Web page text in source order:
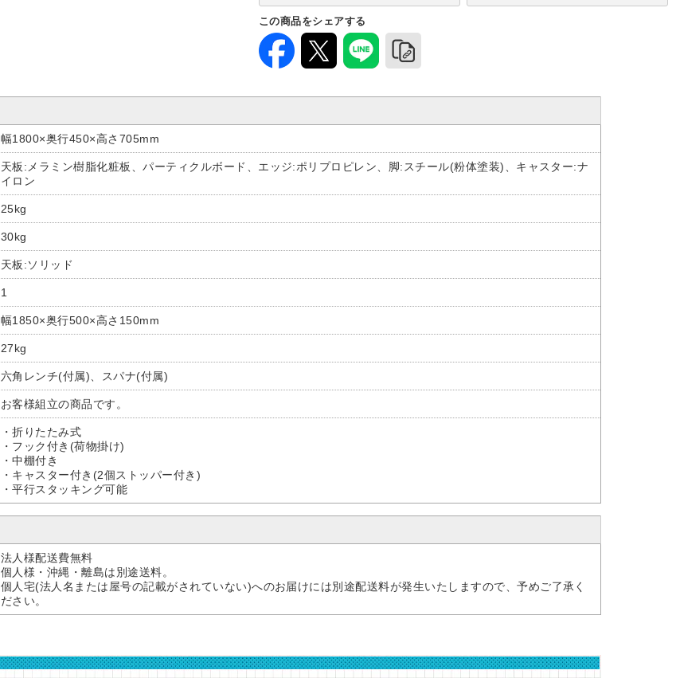
この商品をシェアする
幅1800×奥行450×高さ705mm
天板:メラミン樹脂化粧板、パーティクルボード、エッジ:ポリプロピレン、脚:スチール(粉体塗装)、キャスター:ナ
イロン
25kg
30kg
天板:ソリッド
1
幅1850×奥行500×高さ150mm
27kg
六角レンチ(付属)、スパナ(付属)
お客様組立の商品です。
・折りたたみ式
・フック付き(荷物掛け)
・中棚付き
・キャスター付き(2個ストッパー付き)
・平行スタッキング可能
法人様配送費無料
個人様・沖縄・離島は別途送料。
個人宅(法人名または屋号の記載がされていない)へのお届けには別途配送料が発生いたしますので、予めご了承く
ださい。